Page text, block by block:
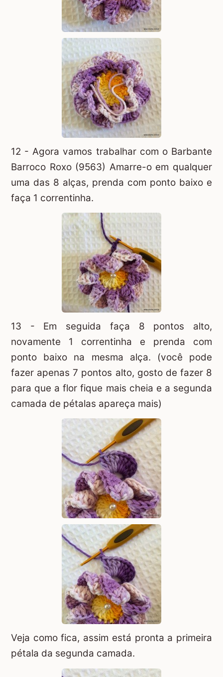
12 - Agora vamos trabalhar com o Barbante
Barroco Roxo (9563) Amarre-o em qualquer
uma das 8 alças, prenda com ponto baixo e
faça 1 correntinha.
13 - Em seguida faça 8 pontos alto,
novamente 1 correntinha e prenda com
ponto baixo na mesma alça. (você pode
fazer apenas 7 pontos alto, gosto de fazer 8
para que a flor fique mais cheia e a segunda
camada de pétalas apareça mais)
Veja como fica, assim está pronta a primeira
pétala da segunda camada.